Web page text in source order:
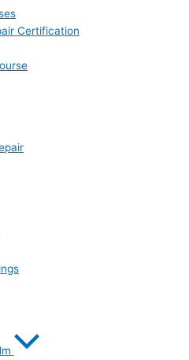
Certification